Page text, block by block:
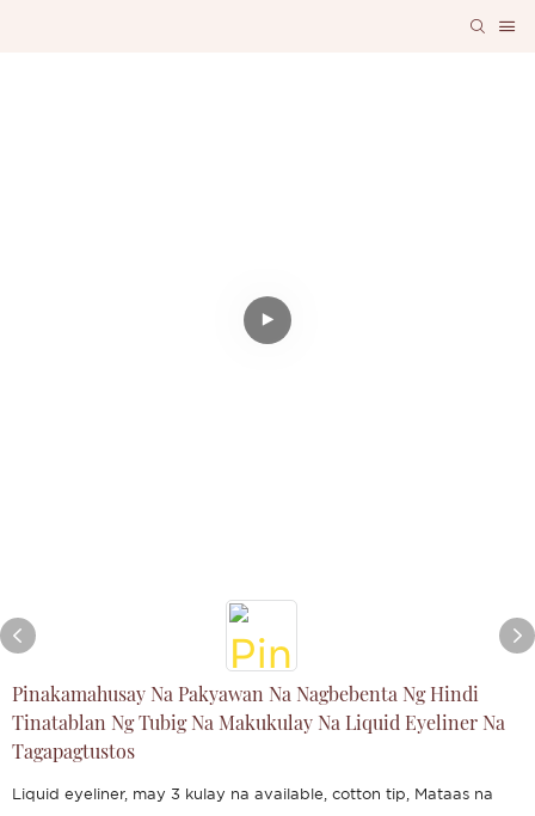
Pinakamahusay Na Pakyawan Na Nagbebenta Ng Hindi
Tinatablan Ng Tubig Na Makukulay Na Liquid Eyeliner Na
Tagapagtustos
Liquid eyeliner, may 3 kulay na available, cotton tip, Mataas na